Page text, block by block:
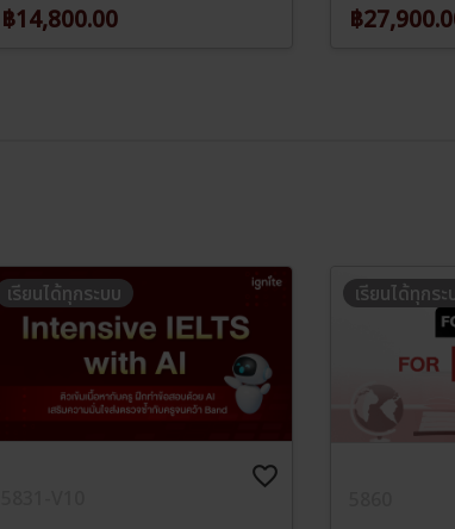
฿14,800.00 ฿
favorite_border
เรียนได้ทุกระบบ เรียนได้ทุกระ